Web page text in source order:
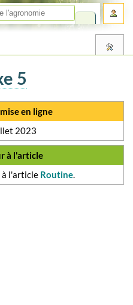
5
en ligne
2023
à l'article
à l'article Routine.